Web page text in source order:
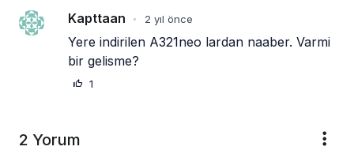
Kapttaan • 2 yıl önce
Yere indirilen A321neo lardan naaber. Varmi
bir gelisme?
1
2 Yorum